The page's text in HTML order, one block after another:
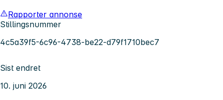
Rapporter annonse
Stillingsnummer
4c5a39f5-6c96-4738-be22-d79f1710bec7
Sist endret
10. juni 2026